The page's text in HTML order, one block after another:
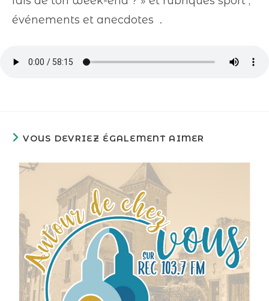
événements et anecdotes .
VOUS DEVRIEZ ÉGALEMENT AIMER